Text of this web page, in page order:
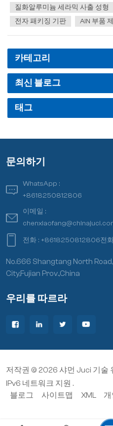
니다. 1. 드라이 프레싱 이것은 가장
질화알루미늄 세라믹 사출 성형
전자 패키징 기판
AlN 부품
카테고리
최신 블로그
태그
문의하기
WhatsApp :
+8618250812806
이메일 :
전화 :+8618250812806전
No.666 Shangtang North
City,Fujian Prov.,China
우리를 따르라
저작권 © 2026 샤먼 Juci 기술
IPv6 네트워크 지원 .
블로그
사이트맵 XML